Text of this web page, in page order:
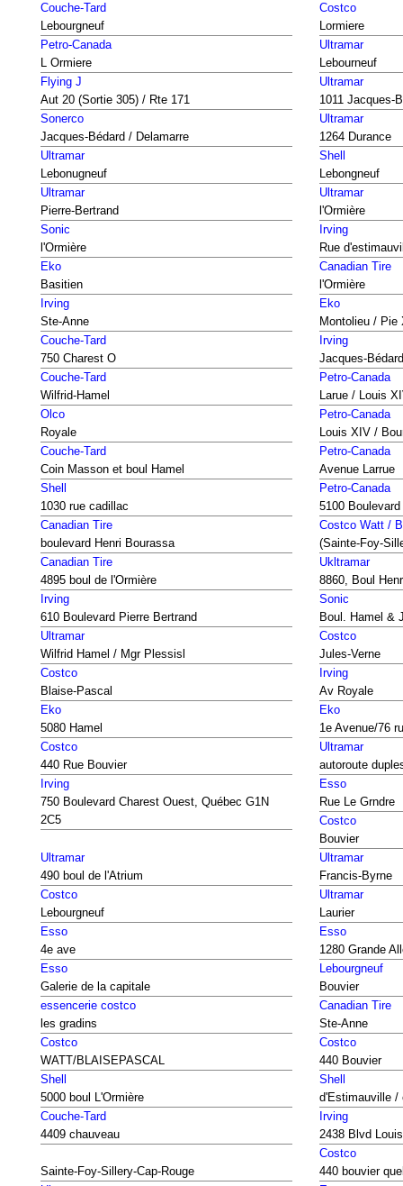
Couche-Tard
Lebourgneuf
Costco
Lormiere
Petro-Canada
L Ormiere
Ultramar
Lebourneuf
Flying J
Aut 20 (Sortie 305) / Rte 171
Ultramar
1011 Jacques-
Sonerco
Jacques-Bédard / Delamarre
Ultramar
1264 Durance
Ultramar
Lebonugneuf
Shell
Lebongneuf
Ultramar
Pierre-Bertrand
Ultramar
l'Ormière
Sonic
l'Ormière
Irving
Rue
Eko
Basitien
Canadian Tire
l'Ormière
Irving
Ste-Anne
Eko
Montolieu / Pie
Couche-Tard
750 Charest O
Irving
Jacques-Bédard
Couche-Tard
Wilfrid-Hamel
Petro-Canada
Larue / Louis
Olco
Royale
Petro-Canada
Louis XIV /
Couche-Tard
Coin Masson et boul Hamel
Petro-Canada
Avenue Larrue
Shell
1030 rue cadillac
Petro-Canada
5100
Canadian Tire
boulevard Henri Bourassa
Costco Watt /
(Sainte-Foy-
Canadian Tire
4895 boul de l'Ormière
Ukltramar
8860, Boul
Irving
610 Boulevard Pierre Bertrand
Sonic
Boul. Hamel &
Ultramar
Wilfrid Hamel / Mgr Plessisl
Costco
Jules-Verne
Costco
Blaise-Pascal
Irving
Av Royale
Eko
5080 Hamel
Eko
1e Avenue/76
Costco
440 Rue Bouvier
Ultramar
autoroute
Irving
750 Boulevard Charest Ouest, Québec G1N
2C5
Esso
Rue Le Grndre
Costco
Bouvier
Ultramar
490 boul de l'Atrium
Ultramar
Francis-Byrne
Costco
Lebourgneuf
Ultramar
Laurier
Esso
4e ave
Esso
1280 Grande
Esso
Galerie de la capitale
Lebourgneuf
Bouvier
essencerie costco
les gradins
Canadian Tire
Ste-Anne
Costco
WATT/BLAISEPASCAL
Costco
440 Bouvier
Shell
5000 boul L'Ormière
Shell
d'Estimauville /
Couche-Tard
4409 chauveau
Irving
2438 Blvd
Sainte-Foy-Sillery-Cap-Rouge
Costco
440 bouvier